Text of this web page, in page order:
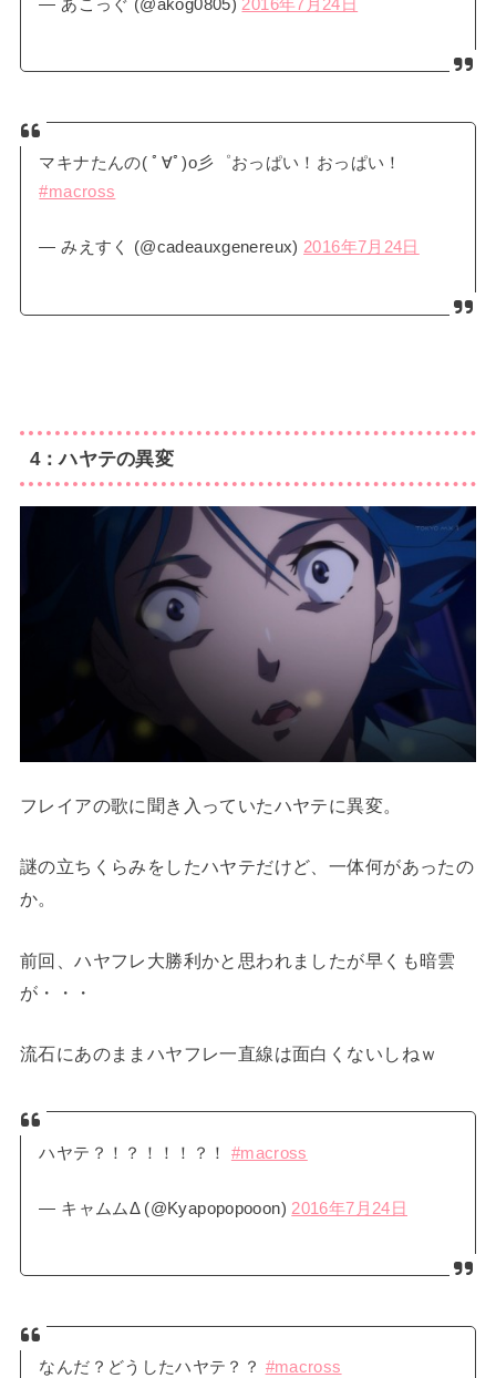
— あこっぐ (@akog0805) 2016年7月24日
マキナたんの( ﾟ∀ﾟ)o彡゜おっぱい！おっぱい！
#macross
— みえすく (@cadeauxgenereux) 2016年7月24日
4：ハヤテの異変
フレイアの歌に聞き入っていたハヤテに異変。
謎の立ちくらみをしたハヤテだけど、一体何があったの
か。
前回、ハヤフレ大勝利かと思われましたが早くも暗雲
が・・・
流石にあのままハヤフレ一直線は面白くないしねｗ
ハヤテ？！？！！！？！ #macross
— キャムムΔ (@Kyapopopooon) 2016年7月24日
なんだ？どうしたハヤテ？？ #macross